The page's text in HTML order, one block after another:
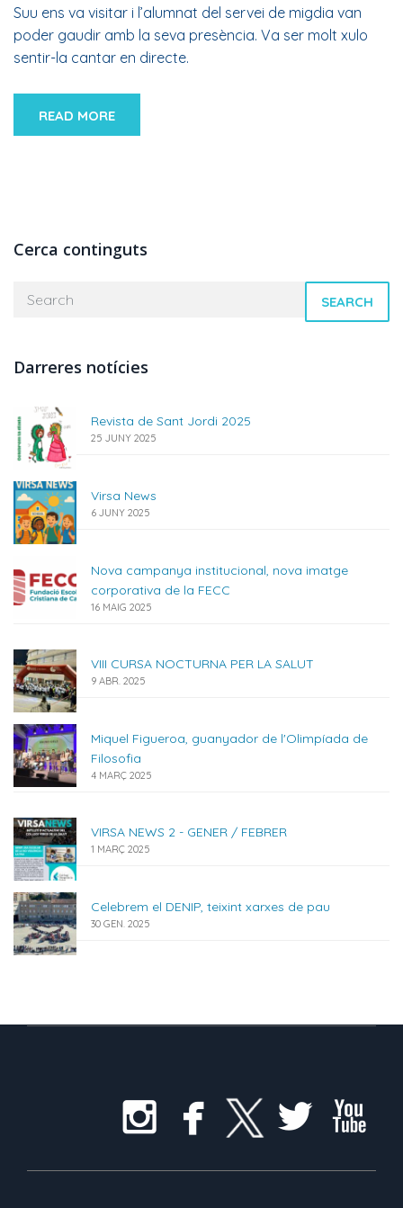
Suu ens va visitar i l’alumnat del servei de migdia van
poder gaudir amb la seva presència. Va ser molt xulo
sentir-la cantar en directe.
READ MORE
Cerca continguts
SEARCH
Darreres notícies
Revista de Sant Jordi 2025
25 JUNY 2025
Virsa News
6 JUNY 2025
Nova campanya institucional, nova imatge
corporativa de la FECC
16 MAIG 2025
VIII CURSA NOCTURNA PER LA SALUT
9 ABR. 2025
Miquel Figueroa, guanyador de l'Olimpíada de
Filosofia
4 MARÇ 2025
VIRSA NEWS 2 - GENER / FEBRER
1 MARÇ 2025
Celebrem el DENIP, teixint xarxes de pau
30 GEN. 2025